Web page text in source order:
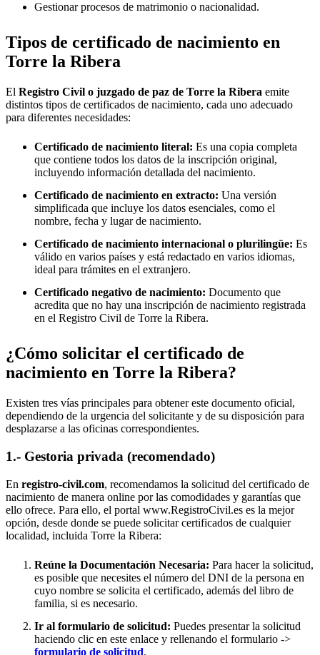
Gestionar procesos de matrimonio o nacionalidad.
Tipos de certificado de nacimiento en
Torre la Ribera
El Registro Civil o juzgado de paz de Torre la Ribera emite
distintos tipos de certificados de nacimiento, cada uno adecuado
para diferentes necesidades:
Certificado de nacimiento literal: Es una copia completa
que contiene todos los datos de la inscripción original,
incluyendo información detallada del nacimiento.
Certificado de nacimiento en extracto: Una versión
simplificada que incluye los datos esenciales, como el
nombre, fecha y lugar de nacimiento.
Certificado de nacimiento internacional o plurilingüe: Es
válido en varios países y está redactado en varios idiomas,
ideal para trámites en el extranjero.
Certificado negativo de nacimiento: Documento que
acredita que no hay una inscripción de nacimiento registrada
en el Registro Civil de Torre la Ribera.
¿Cómo solicitar el certificado de
nacimiento en Torre la Ribera?
Existen tres vías principales para obtener este documento oficial,
dependiendo de la urgencia del solicitante y de su disposición para
desplazarse a las oficinas correspondientes.
1.- Gestoria privada (recomendado)
En registro-civil.com, recomendamos la solicitud del certificado de
nacimiento de manera online por las comodidades y garantías que
ello ofrece. Para ello, el portal www.RegistroCivil.es es la mejor
opción, desde donde se puede solicitar certificados de cualquier
localidad, incluida Torre la Ribera:
Reúne la Documentación Necesaria: Para hacer la solicitud,
es posible que necesites el número del DNI de la persona en
cuyo nombre se solicita el certificado, además del libro de
familia, si es necesario.
Ir al formulario de solicitud: Puedes presentar la solicitud
haciendo clic en este enlace y rellenando el formulario ->
formulario de solicitud.